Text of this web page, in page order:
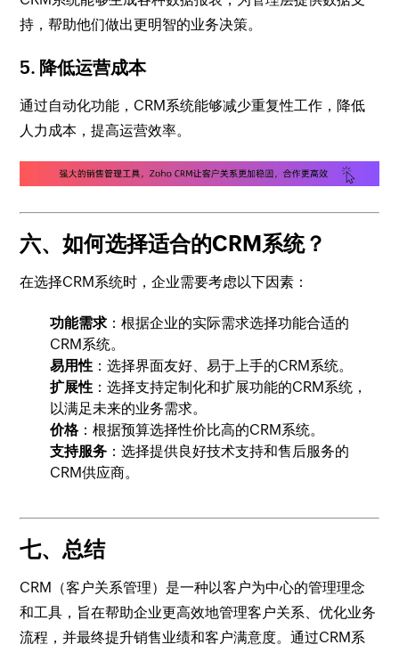
持，帮助他们做出更明智的业务决策。
5. 降低运营成本
通过自动化功能，CRM系统能够减少重复性工作，降低
人力成本，提高运营效率。
六、如何选择适合的CRM系统？
在选择CRM系统时，企业需要考虑以下因素：
功能需求：根据企业的实际需求选择功能合适的
CRM系统。
易用性 ：选择界面友好、易于上手的CRM系统。
扩展性 ：选择支持定制化和扩展功能的CRM系统，
以满足未来的业务需求。
价格：根据预算选择性价比高的CRM系统。
支持服务 ：选择提供良好技术支持和售后服务的
CRM供应商。
七、总结
CRM（客户关系管理）是一种以客户为中心的管理理念
和工具，旨在帮助企业更高效地管理客户关系、优化业务
流程，并最终提升销售业绩和客户满意度。通过CRM系